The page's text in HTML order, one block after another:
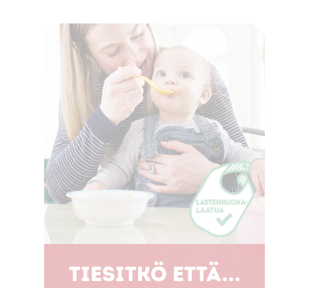
Tiesitkö että...